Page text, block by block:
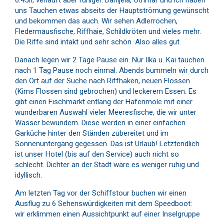
uns Tauchen etwas abseits der Hauptströmung gewünscht
und bekommen das auch. Wir sehen Adlerrochen,
Fledermausfische, Riffhaie, Schildkröten und vieles mehr.
Die Riffe sind intakt und sehr schön. Also alles gut.
Danach legen wir 2 Tage Pause ein. Nur Ilka u. Kai tauchen
nach 1 Tag Pause noch einmal. Abends bummeln wir durch
den Ort auf der Suche nach Riffhaken, neuen Flossen
(Kims Flossen sind gebrochen) und leckerem Essen. Es
gibt einen Fischmarkt entlang der Hafenmole mit einer
wunderbaren Auswahl vieler Meeresfische, die wir unter
Wasser bewundern. Diese werden in einer einfachen
Garküche hinter den Ständen zubereitet und im
Sonnenuntergang gegessen. Das ist Urlaub! Letztendlich
ist unser Hotel (bis auf den Service) auch nicht so
schlecht. Dichter an der Stadt wäre es weniger ruhig und
idyllisch.
Am letzten Tag vor der Schiffstour buchen wir einen
Ausflug zu 6 Sehenswürdigkeiten mit dem Speedboot:
wir erklimmen einen Aussichtpunkt auf einer Inselgruppe